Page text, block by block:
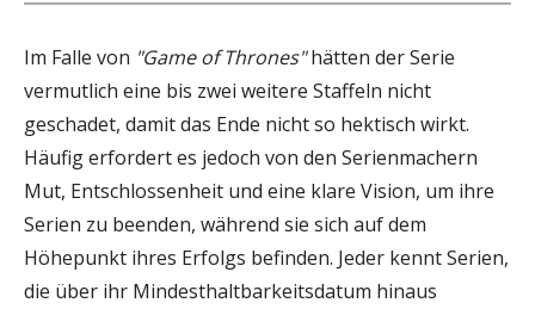
Im Falle von "Game of Thrones"hätten der Serie
vermutlich eine bis zwei weitere Staffeln nicht
geschadet, damit das Ende nicht so hektisch wirkt.
Häufig erfordert es jedoch von den Serienmachern
Mut, Entschlossenheit und eine klare Vision, um ihre
Serien zu beenden, während sie sich auf dem
Höhepunkt ihres Erfolgs befinden. Jeder kennt Serien,
die über ihr Mindesthaltbarkeitsdatum hinaus